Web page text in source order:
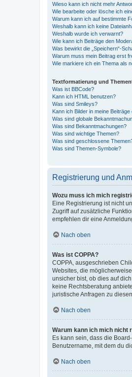
Wieso kann ich nicht mehr
Wie bearbeite oder lösche ich
Warum kann ich auf bestimmte
Weshalb kann ich keine
Weshalb wurde ich verwarnt?
Wie kann ich Beiträge den
Was bewirkt die „Speichern“-
Warum muss mein Beitrag erst
Wie markiere ich ein Thema als
Textformatierung und
Was ist BBCode?
Kann ich HTML benutzen?
Was sind Smileys?
Kann ich Bilder in meine Beiträge
Was sind globale
Was sind Bekanntmachungen?
Was sind wichtige Themen?
Was sind geschlossene
Was sind Themen-Symbole?
Registrierung und
Wozu muss ich mich
Eine Registrierung ist nicht
Zugriff auf zusätzliche
empfehlen dir eine
Nach oben
Was ist COPPA?
COPPA, ausgeschrieben
Websites, die
unsicher bist, ob dies auf
keine Rechtsberatung
juristische Anfragen zu
Nach oben
Warum kann ich mich nicht
Es kann sein, dass die
Benutzername, mit dem du
Nach oben